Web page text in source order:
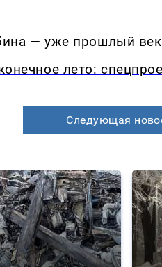
— уже прошлый
лето:
Следующая